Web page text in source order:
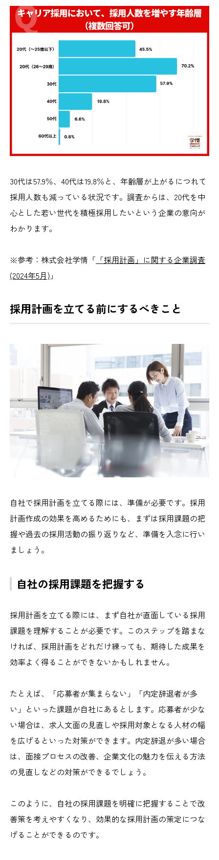
30代は57.9％、40代は19.8％と、年齢層が上がるにつれて
採用人数も減っている状況です。調査からは、20代を中
心とした若い世代を積極採用したいという企業の意向が
わかります。
※参考：株式会社学情「 「採用計画」に関する企業調査
(2024年5月) 」
採用計画を立てる前にするべきこと
自社で採用計画を立てる際には、準備が必要です。採用
計画作成の効果を高めるためにも、まずは採用課題の把
握や過去の採用活動の振り返りなど、準備を入念に行い
ましょう。
自社の採用課題を把握する
採用計画を立てる際には、まず自社が直面している採用
課題を理解することが必要です。このステップを踏まな
ければ、採用計画をどれだけ練っても、期待した成果を
効率よく得ることができないかもしれません。
たとえば、「応募者が集まらない」「内定辞退者が多
い」といった課題が自社にあるとします。応募者が少な
い場合は、求人文面の見直しや採用対象となる人材の幅
を広げるといった対策ができます。内定辞退が多い場合
は、面接プロセスの改善、企業文化の魅力を伝える方法
の見直しなどの対策ができるでしょう。
このように、自社の採用課題を明確に把握することで改
善策を考えやすくなり、効果的な採用計画の策定につな
げることができるのです。